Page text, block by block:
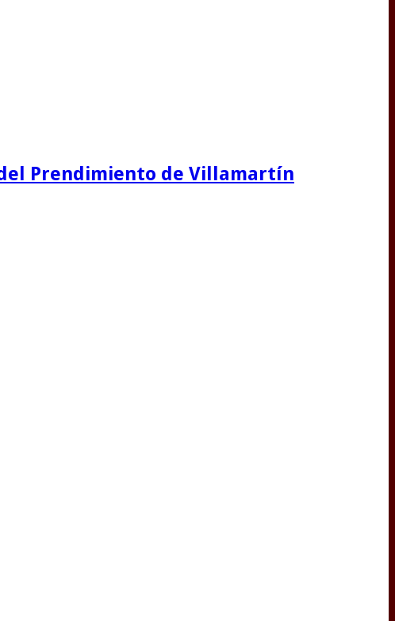
Prendimiento de Villamartín